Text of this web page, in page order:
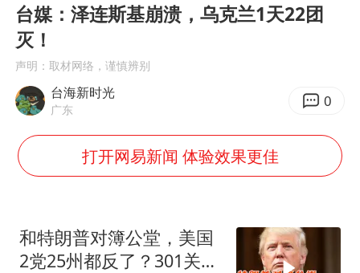
台媒：泽连斯基崩溃，乌克兰1天22团
灭！
声明：取材网络，谨慎辨别
台海新时光
广东 0
打开网易新闻 体验效果更佳
和特朗普对簿公堂，美国
2党25州都反了？301关税